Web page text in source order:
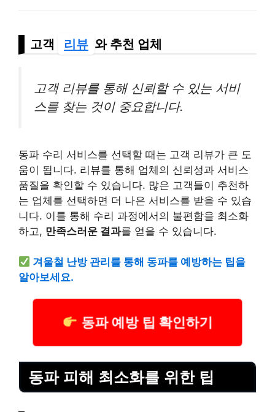
고객 리뷰 와 추천 업체
고객 리뷰를 통해 신뢰할 수 있는 서비
스를 찾는 것이 중요합니다.
동파 수리 서비스를 선택할 때는 고객 리뷰가 큰 도
움이 됩니다. 리뷰를 통해 업체의 신뢰성과 서비스
품질을 확인할 수 있습니다. 많은 고객들이 추천하
는 업체를 선택하면 더 나은 서비스를 받을 수 있습
니다. 이를 통해 수리 과정에서의 불편함을 최소화
하고, 만족스러운 결과를 얻을 수 있습니다.
겨울철 난방 관리를 통해 동파를 예방하는 팁을
알아보세요.
동파 예방 팁 확인하기
동파 피해 최소화를 위한 팁